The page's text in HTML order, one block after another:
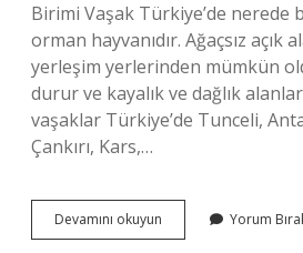
Birimi Vaşak Türkiye’de nerede
orman hayvanıdır. Ağaçsız açık
yerleşim yerlerinden mümkün
durur ve kayalık ve dağlık
vaşaklar Türkiye’de Tunceli,
Çankırı, Kars,…
Devamını okuyun Karakulak
Türkiyede
Yorum